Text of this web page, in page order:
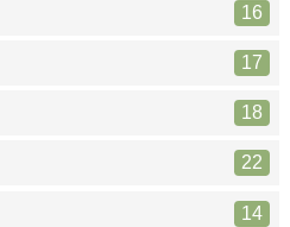
16
17
18
22
14